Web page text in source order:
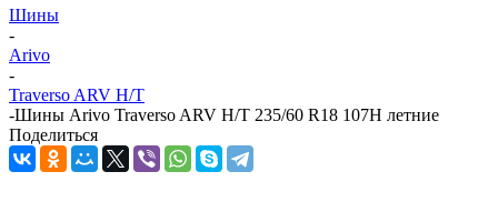
Шины
-
Arivo
-
Traverso ARV H/T
-Шины Arivo Traverso ARV H/T 235/60 R18 107H летние
Поделиться